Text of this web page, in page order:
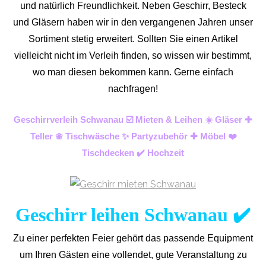
und natürlich Freundlichkeit. Neben Geschirr, Besteck
und Gläsern haben wir in den vergangenen Jahren unser
Sortiment stetig erweitert. Sollten Sie einen Artikel
vielleicht nicht im Verleih finden, so wissen wir bestimmt,
wo man diesen bekommen kann. Gerne einfach
nachfragen!
Geschirrverleih Schwanau ☑️ Mieten & Leihen ☀️ Gläser ✚
Teller ❀ Tischwäsche ✨ Partyzubehör ✚ Möbel ❤️
Tischdecken ✔️ Hochzeit
Geschirr leihen Schwanau ✔️
Zu einer perfekten Feier gehört das passende Equipment
um Ihren Gästen eine vollendet, gute Veranstaltung zu